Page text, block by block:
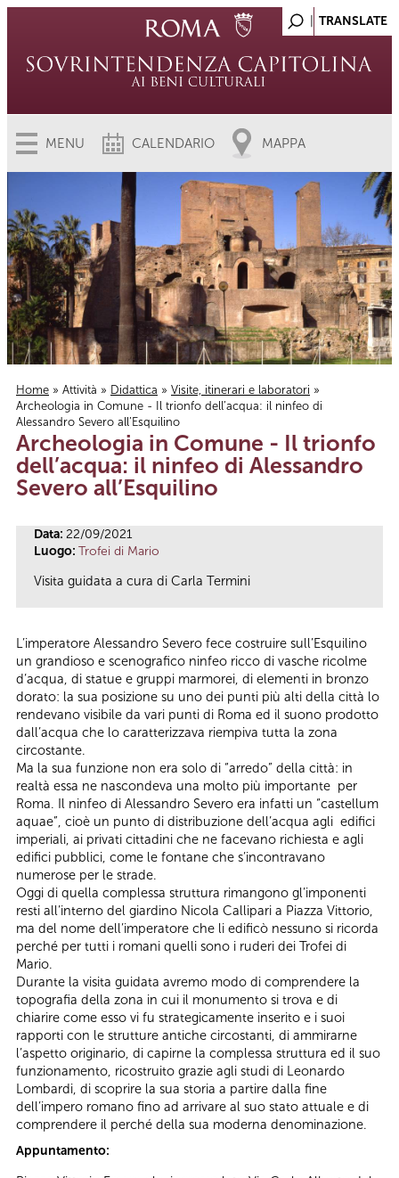
MENU CALENDARIO MAPPA
Tu sei qui
Home » Attività » Didattica » Visite, itinerari e laboratori »
Archeologia in Comune - Il trionfo dell’acqua: il ninfeo di
Alessandro Severo all’Esquilino
Archeologia in Comune - Il trionfo
dell’acqua: il ninfeo di Alessandro
Severo all’Esquilino
Data: 22/09/2021
Luogo: Trofei di Mario
Visita guidata a cura di Carla Termini
L’imperatore Alessandro Severo fece costruire sull’Esquilino
un grandioso e scenografico ninfeo ricco di vasche ricolme
d’acqua, di statue e gruppi marmorei, di elementi in bronzo
dorato: la sua posizione su uno dei punti più alti della città lo
rendevano visibile da vari punti di Roma ed il suono prodotto
dall’acqua che lo caratterizzava riempiva tutta la zona
circostante.
Ma la sua funzione non era solo di “arredo” della città: in
realtà essa ne nascondeva una molto più importante per
Roma. Il ninfeo di Alessandro Severo era infatti un “castellum
aquae”, cioè un punto di distribuzione dell’acqua agli edifici
imperiali, ai privati cittadini che ne facevano richiesta e agli
edifici pubblici, come le fontane che s’incontravano
numerose per le strade.
Oggi di quella complessa struttura rimangono gl’imponenti
resti all’interno del giardino Nicola Callipari a Piazza Vittorio,
ma del nome dell’imperatore che li edificò nessuno si ricorda
perché per tutti i romani quelli sono i ruderi dei Trofei di
Mario.
Durante la visita guidata avremo modo di comprendere la
topografia della zona in cui il monumento si trova e di
chiarire come esso vi fu strategicamente inserito e i suoi
rapporti con le strutture antiche circostanti, di ammirarne
l’aspetto originario, di capirne la complessa struttura ed il suo
funzionamento, ricostruito grazie agli studi di Leonardo
Lombardi, di scoprire la sua storia a partire dalla fine
dell’impero romano fino ad arrivare al suo stato attuale e di
comprendere il perché della sua moderna denominazione.
Appuntamento: